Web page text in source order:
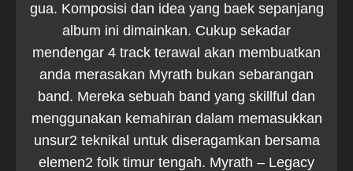
gua. Komposisi dan idea yang baek sepanjang
album ini dimainkan. Cukup sekadar
mendengar 4 track terawal akan membuatkan
anda merasakan Myrath bukan sebarangan
band. Mereka sebuah band yang skillful dan
menggunakan kemahiran dalam memasukkan
unsur2 teknikal untuk diseragamkan bersama
elemen2 folk timur tengah. Myrath – Legacy